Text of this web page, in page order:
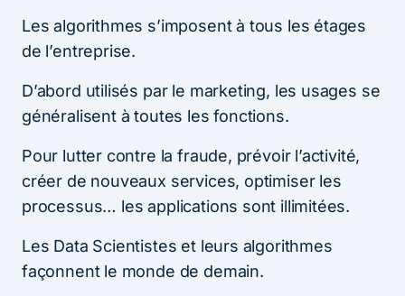
Les algorithmes s’imposent à tous les étages
de l’entreprise.
D’abord utilisés par le marketing, les usages se
généralisent à toutes les fonctions.
Pour lutter contre la fraude, prévoir l’activité,
créer de nouveaux services, optimiser les
processus… les applications sont illimitées.
Les Data Scientistes et leurs algorithmes
façonnent le monde de demain.